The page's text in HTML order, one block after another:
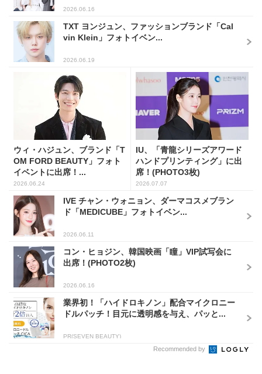
2026.06.16
TXT ヨンジュン、ファッションブランド「Cal
vin Klein」フォトイベン...
2026.06.19
ウィ・ハジュン、ブランド「T
OM FORD BEAUTY」フォト
イベントに出席！...
2026.06.24
IU、「青龍シリーズアワード
ハンドプリンティング」に出
席！(PHOTO3枚)
2026.07.07
IVE チャン・ウォニョン、ダーマコスメブラン
ド「MEDICUBE」フォトイベン...
2026.06.11
コン・ヒョジン、韓国映画「瞳」VIP試写会に
出席！(PHOTO2枚)
2026.06.16
業界初！「ハイドロキノン」配合マイクロニー
ドルパッチ！目元に透明感を与え、パッと...
PR(SEVEN BEAUTY)
Recommended by